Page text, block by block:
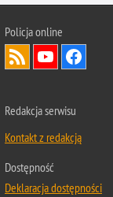
Policja online
Redakcja serwisu
Kontakt z redakcją
Dostępność
Deklaracja dostępności